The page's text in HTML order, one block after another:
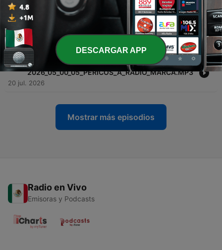
22 jul. 2026
2026_05_00_05_PERICOS_A_RADIO_MARCA.MP3
21 jul. 2026
157 - 20-07-
2026_05_00_05_PERICOS_A_RADIO_MARCA.MP3
20 jul. 2026
Mostrar más episodios
Radio en Vivo
Emisoras y Podcasts
DESCARGAR APP